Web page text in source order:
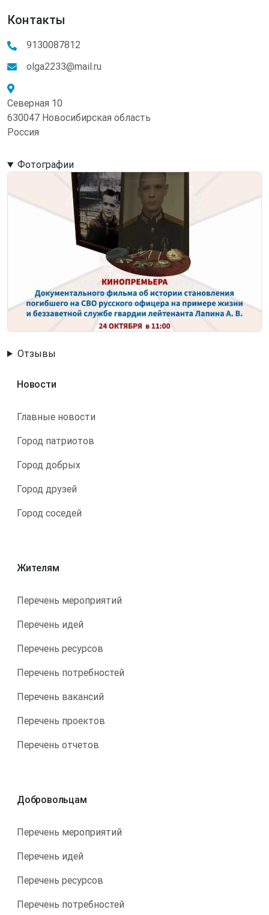
Контакты
9130087812
olga2233@mail.ru
Северная 10
630047 Новосибирская область
Россия
Фотографии
Отзывы
Новости
Главные новости
Город патриотов
Город добрых
Город друзей
Город соседей
Жителям
Перечень мероприятий
Перечень идей
Перечень ресурсов
Перечень потребностей
Перечень вакансий
Перечень проектов
Перечень отчетов
Добровольцам
Перечень мероприятий
Перечень идей
Перечень ресурсов
Перечень потребностей